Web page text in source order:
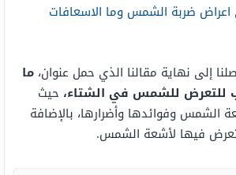
ضربة الشمس وما الاسعافات
إلى نهاية مقالنا الذي حمل عنوان، ما
للتعرض للشمس في الشتاء، حيث
الشمس وفوائدها وأضرارها، بالإضافة
فيها لأشعة الشمس.